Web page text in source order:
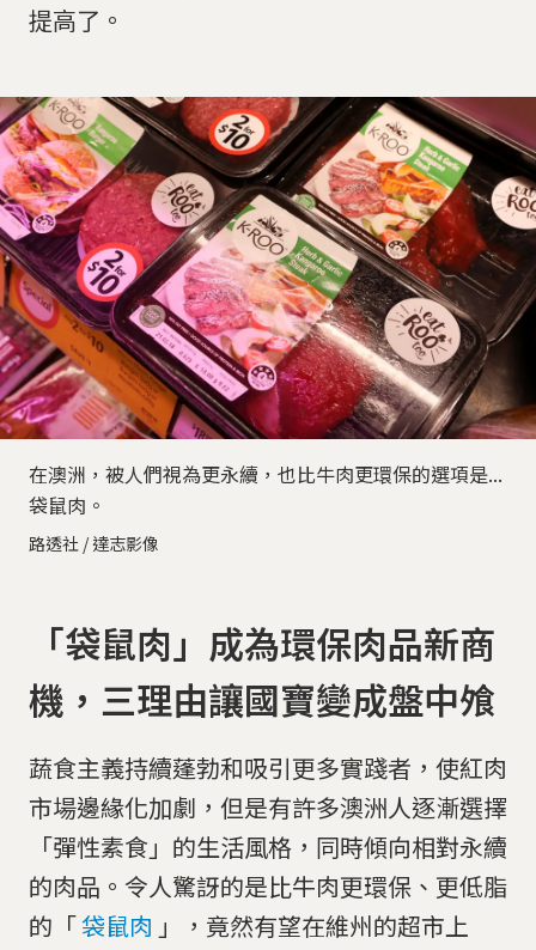
提高了。
在澳洲，被人們視為更永續，也比牛肉更環保的選項是...
袋鼠肉。
路透社 / 達志影像
「袋鼠肉」成為環保肉品新商
機，三理由讓國寶變成盤中飧
蔬食主義持續蓬勃和吸引更多實踐者，使紅肉
市場邊緣化加劇，但是有許多澳洲人逐漸選擇
「彈性素食」的生活風格，同時傾向相對永續
的肉品。令人驚訝的是比牛肉更環保、更低脂
的「袋鼠肉 」，竟然有望在維州的超市上